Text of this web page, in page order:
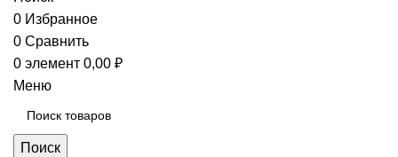
0 Избранное
0 Сравнить
0 элемент 0,00 ₽
Меню
Поиск